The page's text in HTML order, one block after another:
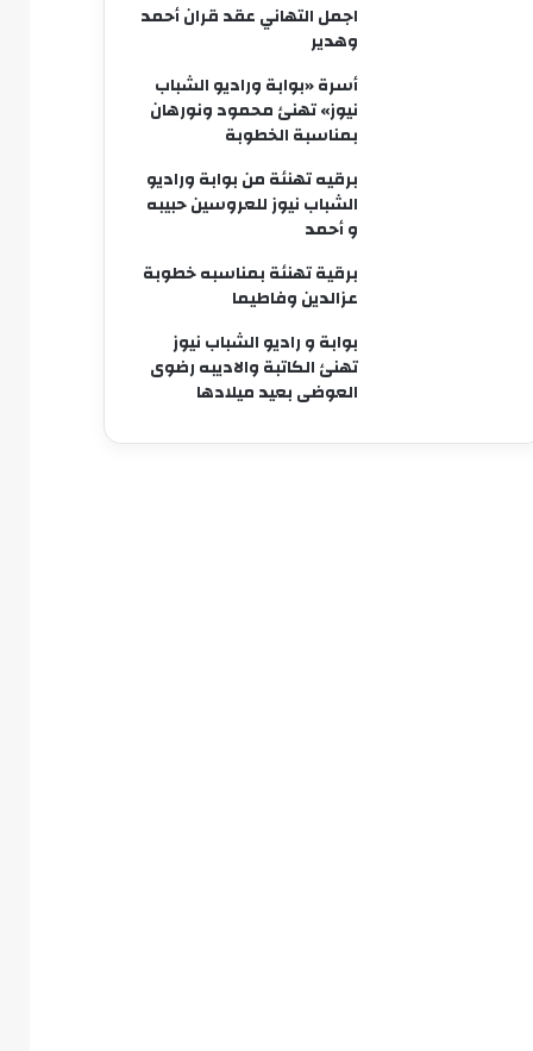
اجمل التهاني عقد قران أحمد
وهدير
أسرة «بوابة وراديو الشباب
نيوز» تهنئ محمود ونورهان
بمناسبة الخطوبة
برقيه تهنئة من بوابة وراديو
الشباب نيوز للعروسين حبيبه
و أحمد
برقية تهنئة بمناسبه خطوبة
عزالدين وفاطيما
بوابة و راديو الشباب نيوز
تهنئ الكاتبة والاديبه رضوى
العوضى بعيد ميلادها